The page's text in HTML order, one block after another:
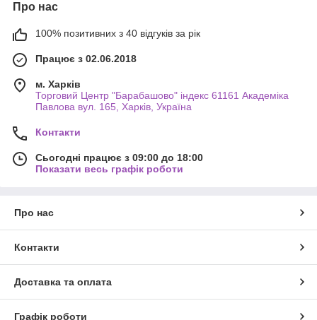
Про нас
100% позитивних з 40 відгуків за рік
Працює з 02.06.2018
м. Харків
Торговий Центр "Барабашово" індекс 61161 Академіка
Павлова вул. 165, Харків, Україна
Контакти
Сьогодні працює з 09:00 до 18:00
Показати весь графік роботи
Про нас
Контакти
Доставка та оплата
Графік роботи